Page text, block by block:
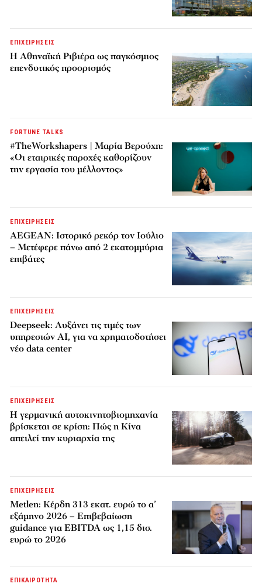
ΕΠΙΧΕΙΡΗΣΕΙΣ
Η Αθηναϊκή Ριβιέρα ως παγκόσμιος
επενδυτικός προορισμός
FORTUNE TALKS
#TheWorkshapers | Μαρία Βερούχη:
«Οι εταιρικές παροχές καθορίζουν
την εργασία του μέλλοντος»
ΕΠΙΧΕΙΡΗΣΕΙΣ
AEGEAN: Ιστορικό ρεκόρ τον Ιούλιο
– Μετέφερε πάνω από 2 εκατομμύρια
επιβάτες
ΕΠΙΧΕΙΡΗΣΕΙΣ
Deepseek: Αυξάνει τις τιμές των
υπηρεσιών AI, για να χρηματοδοτήσει
νέο data center
ΕΠΙΧΕΙΡΗΣΕΙΣ
Η γερμανική αυτοκινητοβιομηχανία
βρίσκεται σε κρίση: Πώς η Κίνα
απειλεί την κυριαρχία της
ΕΠΙΧΕΙΡΗΣΕΙΣ
Metlen: Κέρδη 313 εκατ. ευρώ το α’
εξάμηνο 2026 – Επιβεβαίωση
guidance για EBITDA ως 1,15 δισ.
ευρώ το 2026
ΕΠΙΚΑΙΡΟΤΗΤΑ